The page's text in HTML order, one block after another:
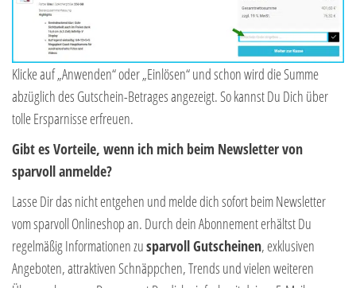
Klicke auf „Anwenden“ oder „Einlösen“ und schon wird die Summe
abzüglich des Gutschein-Betrages angezeigt. So kannst Du Dich über
tolle Ersparnisse erfreuen.
Gibt es Vorteile, wenn ich mich beim Newsletter von
sparvoll anmelde?
Lasse Dir das nicht entgehen und melde dich sofort beim Newsletter
vom sparvoll Onlineshop an. Durch dein Abonnement erhältst Du
regelmäßig Informationen zusparvoll Gutscheinen, exklusiven
Angeboten, attraktiven Schnäppchen, Trends und vielen weiteren